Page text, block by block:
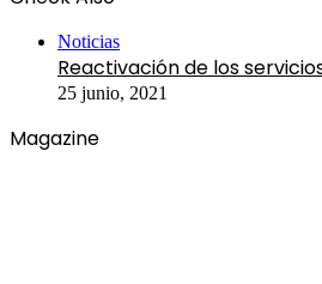
Noticias
Reactivación de los
25 junio, 2021
Magazine